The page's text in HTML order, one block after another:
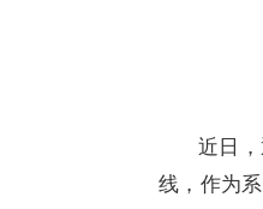
近日
线，作为